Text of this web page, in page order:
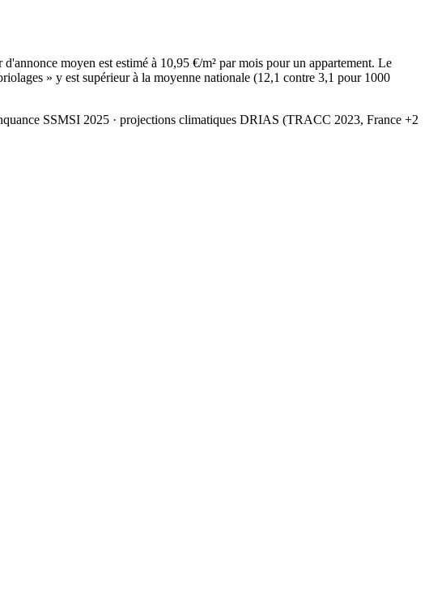
moyen est estimé à 10,95 €/m² par mois pour un appartement. Le
» y est supérieur à la moyenne nationale (12,1 contre 3,1 pour 1000
SSMSI 2025 · projections climatiques DRIAS (TRACC 2023, France +2